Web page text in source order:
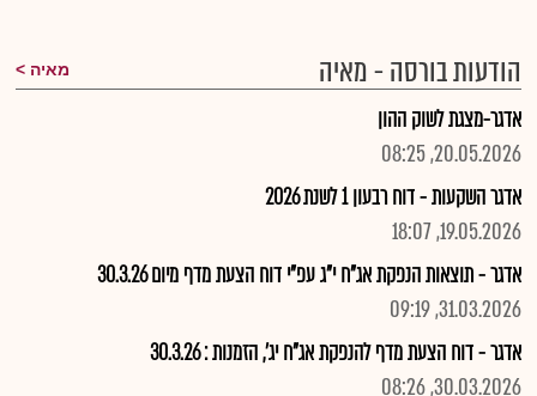
הודעות בורסה - מאיה מאיה
אדגר-מצגת לשוק ההון
20.05.2026, 08:25
אדגר השקעות - דוח רבעון 1 לשנת 2026
19.05.2026, 18:07
אדגר - תוצאות הנפקת אג"ח י"ג עפ"י דוח הצעת מדף מיום 30.3.26
31.03.2026, 09:19
אדגר - דוח הצעת מדף להנפקת אג"ח יג', הזמנות : 30.3.26
30.03.2026, 08:26